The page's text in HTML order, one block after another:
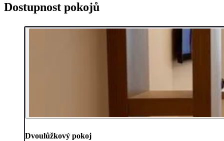
Dostupnost pokojů
Dvoulůžkový pokoj